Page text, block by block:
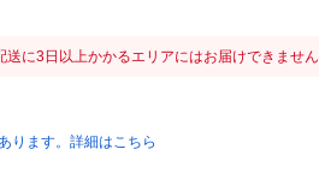
に3日以上かかるエリアにはお届けできません
ります。詳細はこちら